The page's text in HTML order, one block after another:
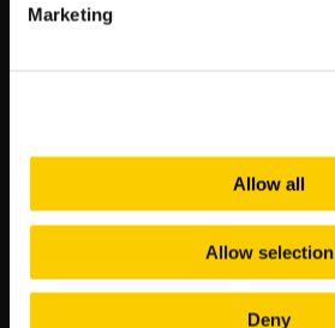
Marketing
Allow all
Allow selection
Deny
POPULARNE:
Mecze Polski
Mundial 2026 Terminarz Kursy
Typy Bukmacherskie na dziś